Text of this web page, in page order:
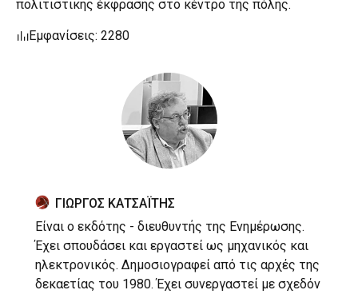
πολιτιστικής έκφρασης στο κέντρο της πόλης.
Εμφανίσεις: 2280
ΓΙΩΡΓΟΣ ΚΑΤΣΑΪΤΗΣ
Είναι ο εκδότης - διευθυντής της Ενημέρωσης.
Έχει σπουδάσει και εργαστεί ως μηχανικός και
ηλεκτρονικός. Δημοσιογραφεί από τις αρχές της
δεκαετίας του 1980. Έχει συνεργαστεί με σχεδόν